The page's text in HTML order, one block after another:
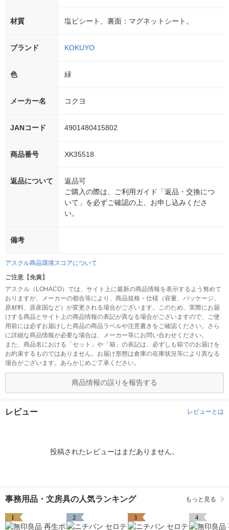
材質 塩ビシート、裏面：マグネットシート。
ブランド KOKUYO
色 緑
メーカー名 コクヨ
JANコード 4901480415802
商品番号 XK35518
返品について
返品可
ご購入の際は、ご利用ガイド「返品・交換につ
いて」を必ずご確認の上、お申し込みくださ
い。
備考
アスクル商品環境スコアについて
ご注意【免責】
アスクル（LOHACO）では、サイト上に最新の商品情報を表示するよう努めて
おりますが、メーカーの都合等により、商品規格・仕様（容量、パッケージ、
原材料、原産国など）が変更される場合がございます。このため、実際にお届
けする商品とサイト上の商品情報の表記が異なる場合がございますので、ご使
用前には必ずお届けした商品の商品ラベルや注意書きをご確認ください。さら
に詳細な商品情報が必要な場合は、メーカー等にお問い合わせください。
また、商品名における「セット」や「箱」の表記は、必ずしも箱でのお届けを
お約束するものではありません。お届け形態は倉庫の在庫状況等により異なる
場合がございます。あらかじめご了承ください。
商品情報の誤りを報告する
レビュー レビューとは
投稿されたレビューはまだありません。
事務用品・文房具の人気ランキング もっと見る
1 2 3 4